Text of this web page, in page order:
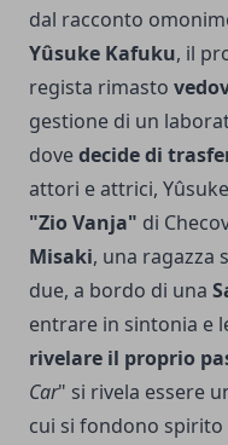
dal racconto
Yûsuke Kafuku, il
regista rimasto
gestione di un
dovedecide di
attori e attrici,
"Zio Vanja" di
Misaki, una ragazza
due, a bordo di una
entrare in sintonia e
rivelare il proprio
Car" si rivela essere
cui si fondono